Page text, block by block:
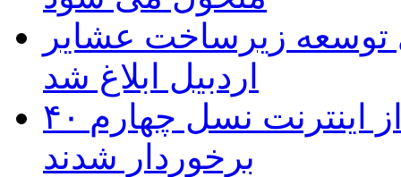
برای توسعه زیرساخت عشایر
اردبیل ابلاغ شد
۴۰ روستای شهرستان گِرمی از اینترنت نسل چهارم
برخوردار شدند